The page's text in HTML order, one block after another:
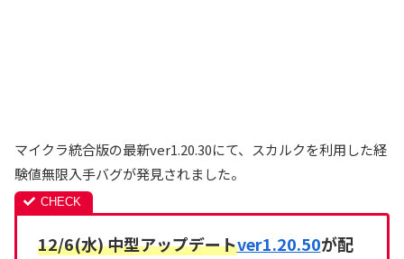
マイクラ統合版の最新ver1.20.30にて、スカルクを利用した経
験値無限入手バグが発見されました。
12/6(水) 中型アップデートver1.20.50が配